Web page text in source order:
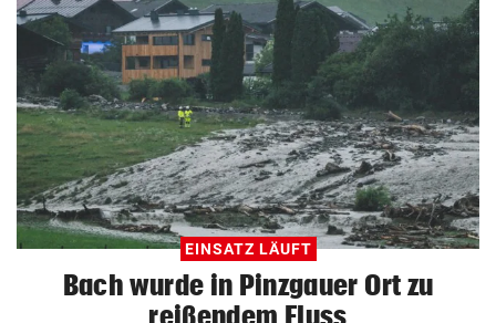
EINSATZ LÄUFT
Bach wurde in Pinzgauer Ort zu
reißendem Fluss